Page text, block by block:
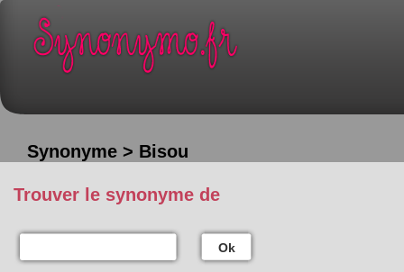
Synonyme > Bisou
Trouver le synonyme de
Ok